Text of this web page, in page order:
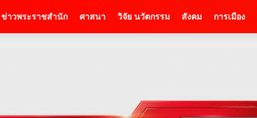
ข่าวพระราชสำนัก ศาสนา วิจัย นวัตกรรม สังคม การเมือง